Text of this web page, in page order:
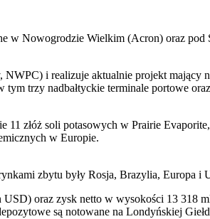
w Nowogrodzie Wielkim (Acron) oraz
i realizuje aktualnie projekt
trzy nadbałtyckie terminale portowe
złóż soli potasowych w Prairie
w Europie.
zbytu były Rosja, Brazylia, Europa i
oraz zysk netto w wysokości 13 318
są notowane na Londyńskiej